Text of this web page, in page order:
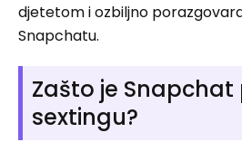
djetetom i ozbiljno
Snapchatu.
Zašto je
sextingu?